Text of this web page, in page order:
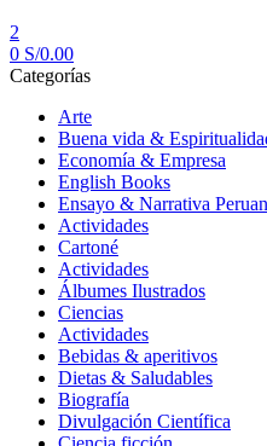
2
0 S/0.00
Categorías
Arte
Buena vida &
Economía & Empresa
English Books
Ensayo & Narrativa
Actividades
Cartoné
Actividades
Álbumes Ilustrados
Ciencias
Actividades
Bebidas & aperitivos
Dietas & Saludables
Biografía
Divulgación Científica